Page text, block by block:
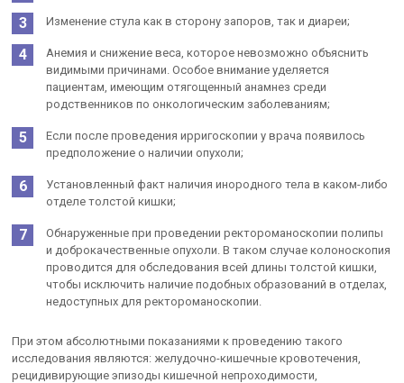
Изменение стула как в сторону запоров, так и диареи;
Анемия и снижение веса, которое невозможно объяснить
видимыми причинами. Особое внимание уделяется
пациентам, имеющим отягощенный анамнез среди
родственников по онкологическим заболеваниям;
Если после проведения ирригоскопии у врача появилось
предположение о наличии опухоли;
Установленный факт наличия инородного тела в каком-либо
отделе толстой кишки;
Обнаруженные при проведении ректороманоскопии полипы
и доброкачественные опухоли. В таком случае колоноскопия
проводится для обследования всей длины толстой кишки,
чтобы исключить наличие подобных образований в отделах,
недоступных для ректороманоскопии.
При этом абсолютными показаниями к проведению такого
исследования являются: желудочно-кишечные кровотечения,
рецидивирующие эпизоды кишечной непроходимости,